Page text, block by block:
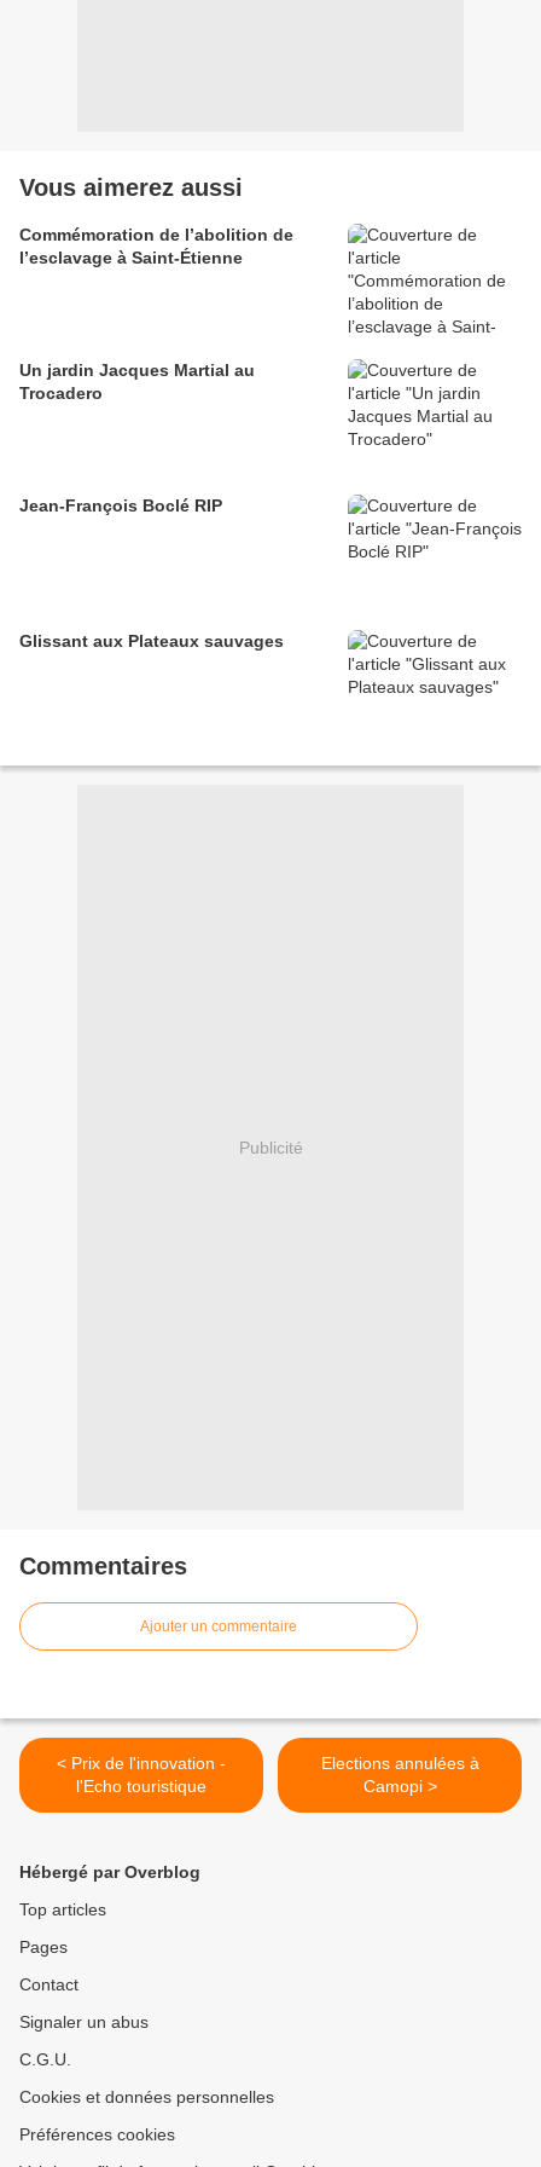
Vous aimerez aussi
Commémoration de l’abolition de
l’esclavage à Saint-Étienne
Un jardin Jacques Martial au
Trocadero
Jean-François Boclé RIP
Glissant aux Plateaux sauvages
Publicité
Commentaires
Ajouter un commentaire
< Prix de l'innovation -
l'Echo touristique
Elections annulées à
Camopi >
Hébergé par Overblog
Top articles
Pages
Contact
Signaler un abus
C.G.U.
Cookies et données personnelles
Préférences cookies